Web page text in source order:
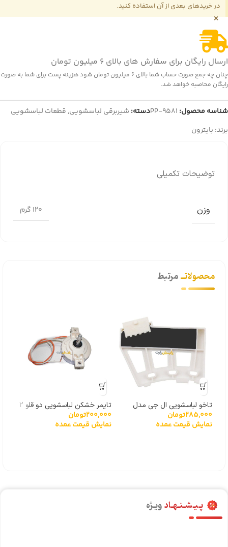
در خریدهای بعدی از آن استفاده کنید.
×
ارسال رایگان برای سفارش های بالای 6 میلیون تومان
چنان چه جمع صورت حساب شما بالای 6 میلیون تومان شود هزینه پست برای شما به صورت
رایگان محاصبه خواهد شد.
شناسه محصول: PP-9581دسته: شیربرقی لباسشویی, قطعات لباسشویی
برند: بایترون
توضیحات تکمیلی
وزن 120 گرم
محصولاتــمرتبط
تاخو لباسشویی ال جی مدل
گیربکسی 6501KW2001A
285,000تومان
نمایش قیمت عمده
تایمر خشکن لباسشویی دو قلو 2
سیم
200,000تومان
نمایش قیمت عمده
پـیـشـنـهـادویـژه